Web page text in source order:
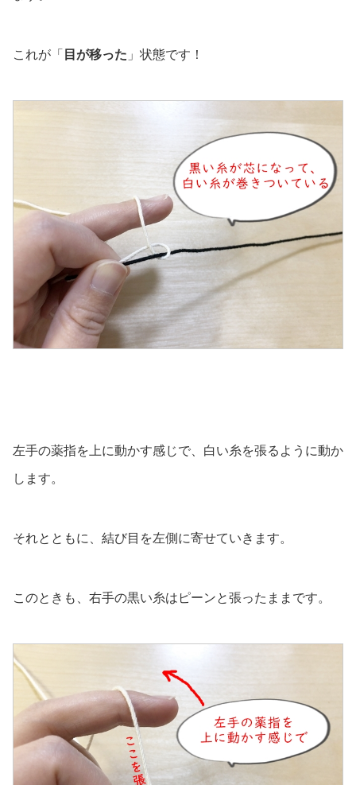
これが「 目が移った 」状態です！
左手の薬指を上に動かす感じで、白い糸を張るように動か
します。
それとともに、結び目を左側に寄せていきます。
このときも、右手の黒い糸はピーンと張ったままです。